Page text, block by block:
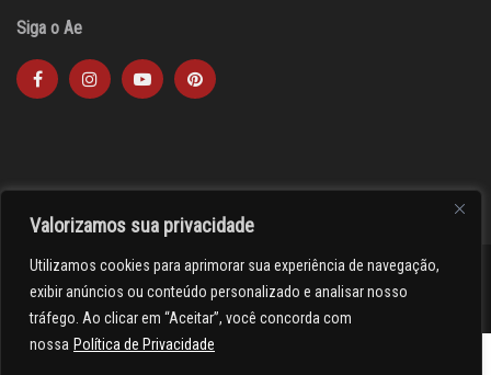
Valorizamos sua privacidade
Utilizamos cookies para aprimorar sua experiência de navegação,
exibir anúncios ou conteúdo personalizado e analisar nosso
tráfego. Ao clicar em “Aceitar”, você concorda com
nossa Política de Privacidade
Siga o Ae
><(((º> 17